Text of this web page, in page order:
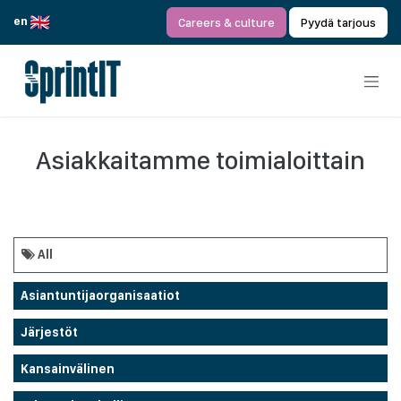
en
Careers & culture Pyydä tarjous
Asiakkaitamme toimialoittain
All
Asiantuntijaorganisaatiot
Järjestöt
Kansainvälinen